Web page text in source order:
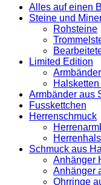
Alles auf einen
Steine und
Rohsteine
Limited Edition
Armbänder aus
Fusskettchen
Herrenschmuck
Schmuck aus
Anhänger
Anhänger
Ohrringe